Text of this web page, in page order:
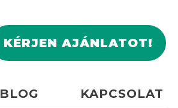
KÉRJEN AJÁNLATOT!
BLOG KAPCSOLAT